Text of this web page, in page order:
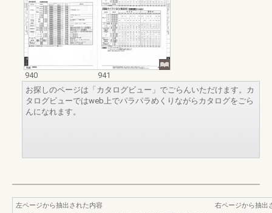
940
941
お探しのページは「カタログビュー」でごらんいただけます。カ
タログビューではweb上でパラパラめくりながらカタログをごら
んになれます。
左ページから抽出された内容
右ページから抽出